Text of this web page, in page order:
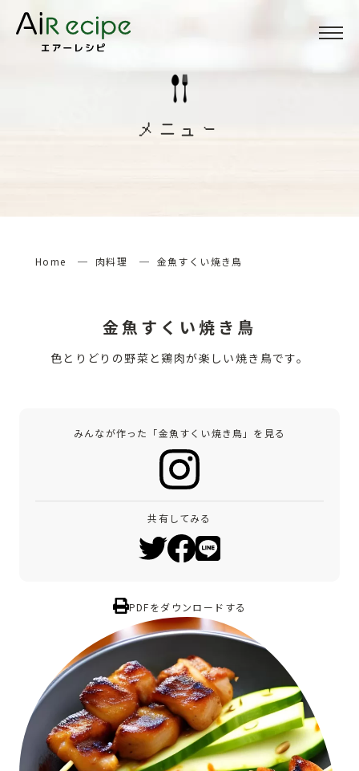
Menu
メニュー
Home 肉料理 金魚すくい焼き鳥
金魚すくい焼き鳥
色とりどりの野菜と鶏肉が楽しい焼き鳥です。
みんなが作った「金魚すくい焼き鳥」を見る
共有してみる
PDFをダウンロードする